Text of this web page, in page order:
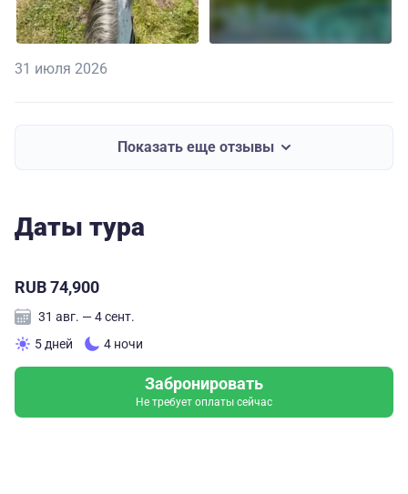
31 июля 2026
Показать еще отзывы
Даты тура
RUB 74,900
31 авг. — 4 сент.
5 дней
4 ночи
Забронировать
Не требует оплаты сейчас